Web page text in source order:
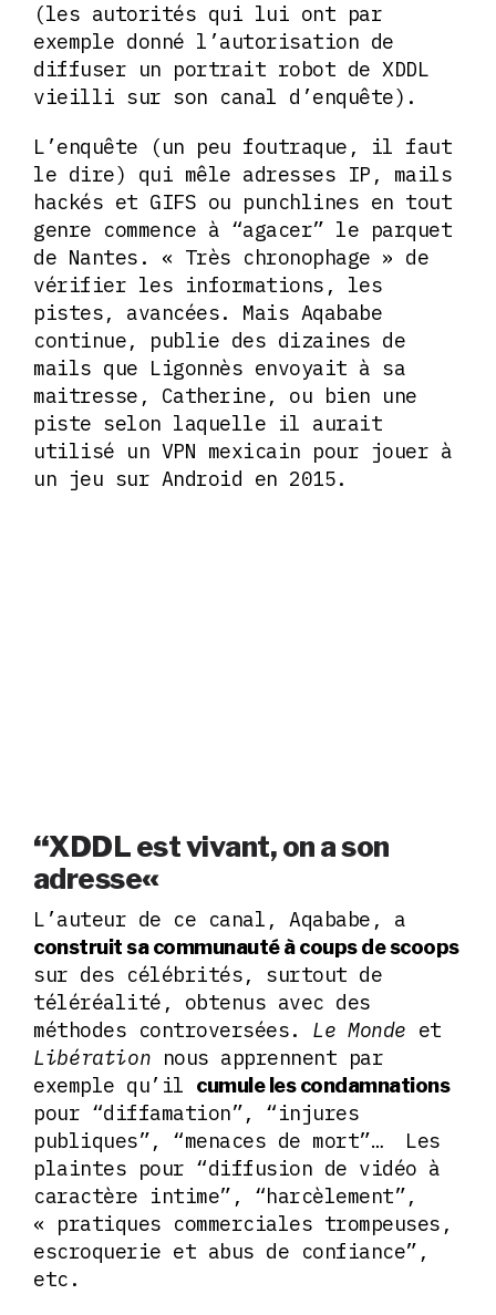
(les autorités qui lui ont par
exemple donné l’autorisation de
diffuser un portrait robot de XDDL
vieilli sur son canal d’enquête).
L’enquête (un peu foutraque, il faut
le dire) qui mêle adresses IP, mails
hackés et GIFS ou punchlines en tout
genre commence à “agacer” le parquet
de Nantes. « Très chronophage » de
vérifier les informations, les
pistes, avancées. Mais Aqababe
continue, publie des dizaines de
mails que Ligonnès envoyait à sa
maitresse, Catherine, ou bien une
piste selon laquelle il aurait
utilisé un VPN mexicain pour jouer à
un jeu sur Android en 2015.
“XDDL est vivant, on a son
adresse«
L’auteur de ce canal, Aqababe, a
construit sa communauté à coups de scoops
sur des célébrités, surtout de
téléréalité, obtenus avec des
méthodes controversées. Le Monde et
Libération nous apprennent par
exemple qu’il cumule les condamnations
pour “diffamation”, “injures
publiques”, “menaces de mort”… Les
plaintes pour “diffusion de vidéo à
caractère intime”, “harcèlement”,
« pratiques commerciales trompeuses,
escroquerie et abus de confiance”,
etc.